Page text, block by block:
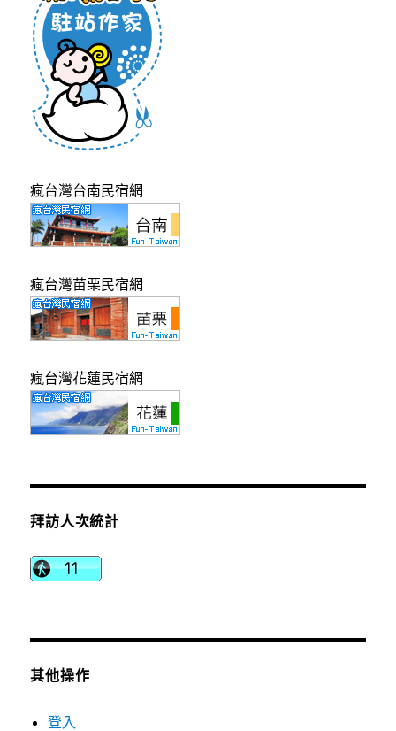
瘋台灣台南民宿網
瘋台灣苗栗民宿網
瘋台灣花蓮民宿網
拜訪人次統計
其他操作
登入